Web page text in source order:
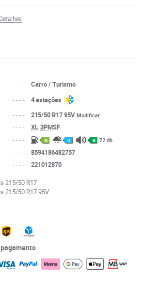
Detalhes
----
Carro / Turismo
----
4 estações
---- 215/50 R17 95VModificar
---- XL 3PMSF
---- B D B 72 db
----
8594186482757
---- 221012870
215/50 R17
215/50 R17 95V